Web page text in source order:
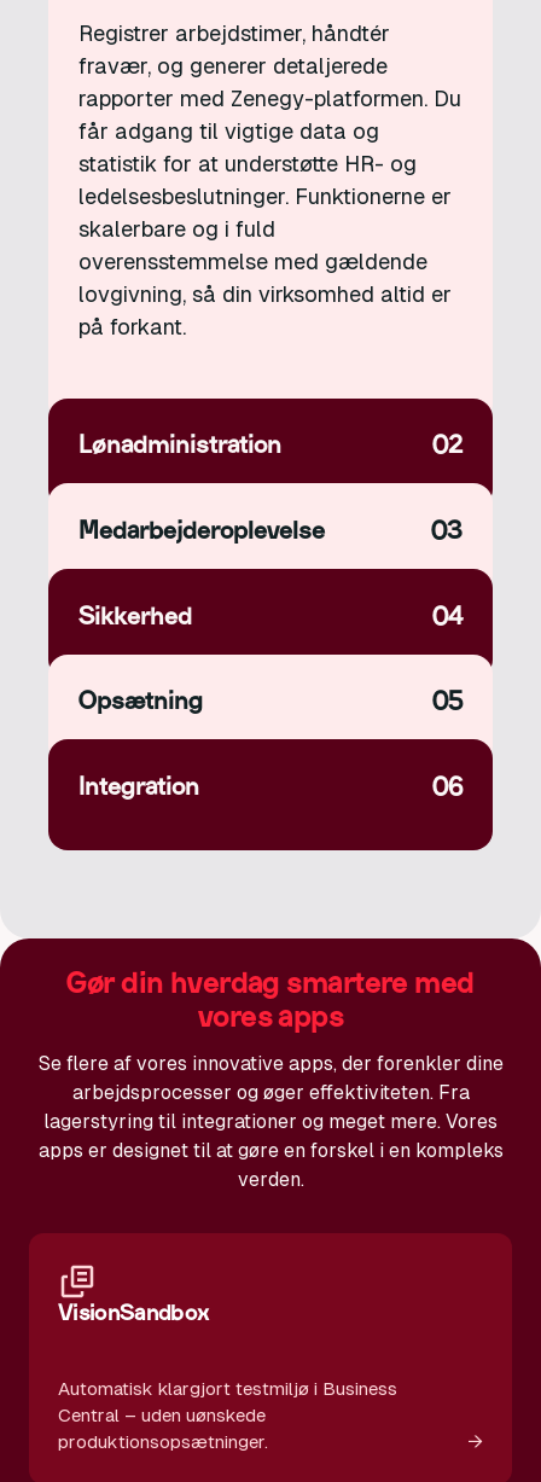
Registrer arbejdstimer, håndtér
fravær, og generer detaljerede
rapporter med Zenegy-platformen. Du
får adgang til vigtige data og
statistik for at understøtte HR- og
ledelsesbeslutninger. Funktionerne er
skalerbare og i fuld
overensstemmelse med gældende
lovgivning, så din virksomhed altid er
på forkant.
Lønadministration 02
Medarbejderoplevelse 03
Sikkerhed 04
Opsætning 05
Integration 06
Gør din hverdag smartere med
vores apps
Se flere af vores innovative apps, der forenkler dine
arbejdsprocesser og øger effektiviteten. Fra
lagerstyring til integrationer og meget mere. Vores
apps er designet til at gøre en forskel i en kompleks
verden.
VisionSandbox
Automatisk klargjort testmiljø i Business
Central – uden uønskede
produktionsopsætninger.
→